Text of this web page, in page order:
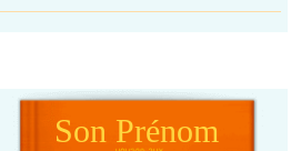
Son Prénom